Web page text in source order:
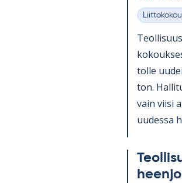
Kategoriat
tolle
ton.
vain viisi
uu­dessa